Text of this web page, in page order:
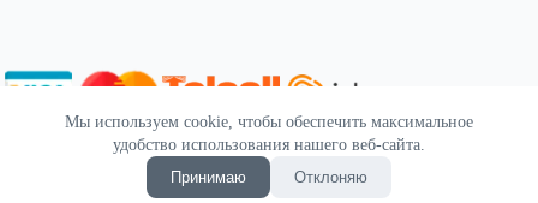
Мы используем cookie, чтобы обеспечить максимальное
удобство использования нашего веб-сайта.
Принимаю
Отклоняю
© 2026 | Powered by SEKTIF